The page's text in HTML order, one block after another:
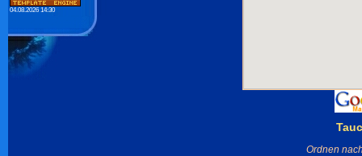
Ordnen
04.08.2026 14:30